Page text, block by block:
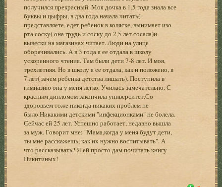
получился прекрасный. Моя дочка в 1,5 года знала все
буквы и цыфры, в два года начала читать(
представляете, едет ребенок в коляске, вынимает изо
рта соску( она грудь и соску до 2,5 лет сосала)и
вывески на магазинах читает. Люди на улице
оборачивались. А в 3 года я ее отдала в школу
ускоренного чтения. Там были дети 7-8 лет. И моя,
трехлетняя. Но в школу я ее отдала, как и положено, в
7 лет( зачем ребенка детства лишать). Поступила в
гимназию она у меня легко. Училась замечательно. С
красным дипломом закончила университет.Со
здоровьем тоже никогда никаких проблем не
было.Никакими детскими "инфекционками" не болела.
Сейчас ей 25 лет. Успешно работает, недавно вышла
за муж. Говорит мне: "Мама,когда у меня будут дети,
ты мне расскажешь, как их нужно воспитывать". А
что рассказывать? Я ей просто дам почитать книгу
Никитиных!